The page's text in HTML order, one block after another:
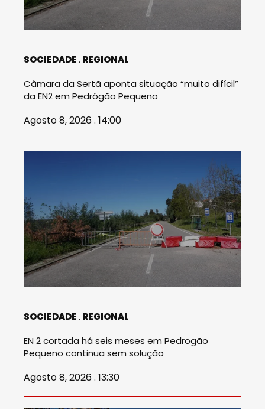
SOCIEDADE REGIONAL
Câmara da Sertã aponta situação “muito difícil”
da EN2 em Pedrógão Pequeno
Agosto 8, 2026 . 14:00
SOCIEDADE REGIONAL
EN 2 cortada há seis meses em Pedrogão
Pequeno continua sem solução
Agosto 8, 2026 . 13:30